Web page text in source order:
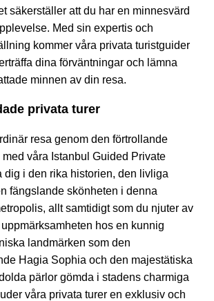
säkerställer att du har en minnesvärd
Med sin expertis och
kommer våra privata turistguider
dina förväntningar och lämna
minnen av din resa.
privata turer
resa genom den förtrollande
våra Istanbul Guided Private
dig i den rika historien, den livliga
fängslande skönheten i denna
allt samtidigt som du njuter av
hos en kunnig
landmärken som den
Hagia Sophia och den majestätiska
pärlor gömda i stadens charmiga
våra privata turer en exklusiv och